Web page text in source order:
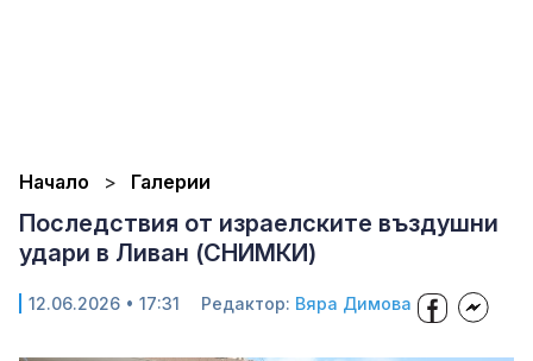
Начало Галерии
Последствия от израелските въздушни
удари в Ливан (СНИМКИ)
12.06.2026 • 17:31 Редактор: Вяра Димова